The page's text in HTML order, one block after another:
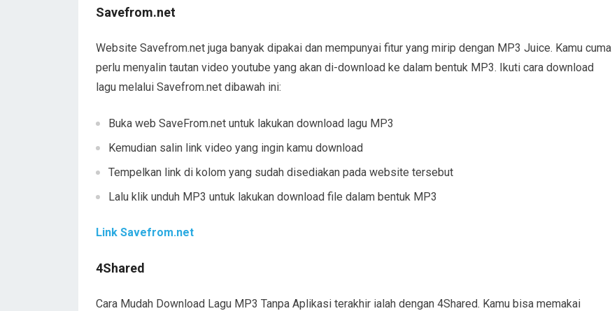
Savefrom.net
Website Savefrom.net juga banyak dipakai dan mempunyai fitur yang mirip dengan MP3 Juice. Kamu cuma
perlu menyalin tautan video youtube yang akan di-download ke dalam bentuk MP3. Ikuti cara download
lagu melalui Savefrom.net dibawah ini:
Buka web SaveFrom.net untuk lakukan download lagu MP3
Kemudian salin link video yang ingin kamu download
Tempelkan link di kolom yang sudah disediakan pada website tersebut
Lalu klik unduh MP3 untuk lakukan download file dalam bentuk MP3
Link Savefrom.net
4Shared
Cara Mudah Download Lagu MP3 Tanpa Aplikasi terakhir ialah dengan 4Shared. Kamu bisa memakai